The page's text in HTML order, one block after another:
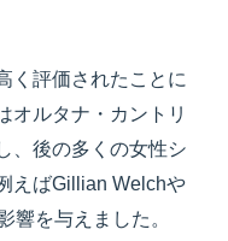
く評価されたことに
オルタナ・カントリ
、後の多くの女性シ
えばGillian Welchや
を与えました。